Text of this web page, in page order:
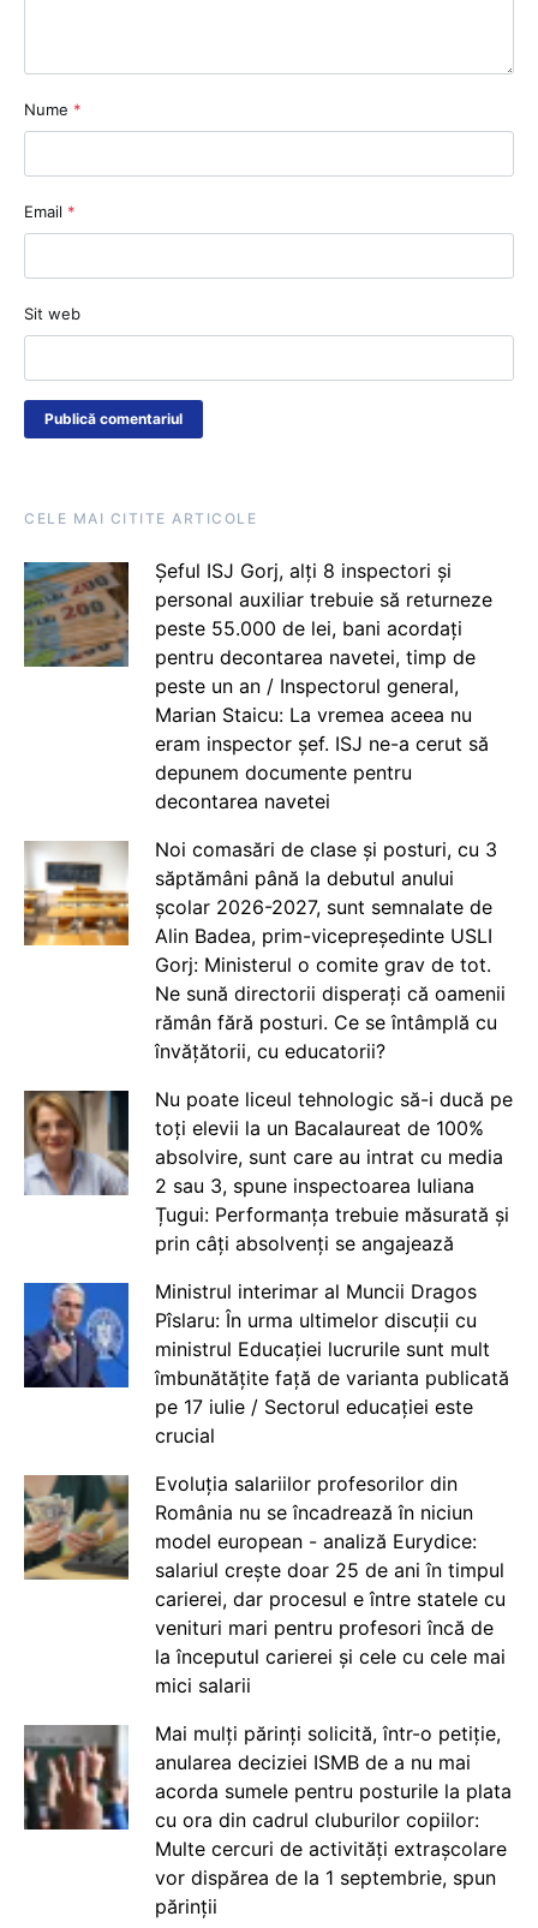
Nume *
Email *
Sit web
CELE MAI CITITE ARTICOLE
Șeful ISJ Gorj, alți 8 inspectori și
personal auxiliar trebuie să returneze
peste 55.000 de lei, bani acordați
pentru decontarea navetei, timp de
peste un an / Inspectorul general,
Marian Staicu: La vremea aceea nu
eram inspector șef. ISJ ne-a cerut să
depunem documente pentru
decontarea navetei
Noi comasări de clase și posturi, cu 3
săptămâni până la debutul anului
școlar 2026-2027, sunt semnalate de
Alin Badea, prim-vicepreședinte USLI
Gorj: Ministerul o comite grav de tot.
Ne sună directorii disperați că oamenii
rămân fără posturi. Ce se întâmplă cu
învățătorii, cu educatorii?
Nu poate liceul tehnologic să-i ducă pe
toți elevii la un Bacalaureat de 100%
absolvire, sunt care au intrat cu media
2 sau 3, spune inspectoarea Iuliana
Țugui: Performanța trebuie măsurată și
prin câți absolvenți se angajează
Ministrul interimar al Muncii Dragos
Pîslaru: În urma ultimelor discuții cu
ministrul Educației lucrurile sunt mult
îmbunătățite față de varianta publicată
pe 17 iulie / Sectorul educației este
crucial
Evoluția salariilor profesorilor din
România nu se încadrează în niciun
model european - analiză Eurydice:
salariul crește doar 25 de ani în timpul
carierei, dar procesul e între statele cu
venituri mari pentru profesori încă de
la începutul carierei și cele cu cele mai
mici salarii
Mai mulți părinți solicită, într-o petiție,
anularea deciziei ISMB de a nu mai
acorda sumele pentru posturile la plata
cu ora din cadrul cluburilor copiilor:
Multe cercuri de activități extrașcolare
vor dispărea de la 1 septembrie, spun
părinții